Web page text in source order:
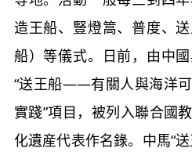
造王船、豎燈篙、普度、
船）等儀式。日前，由中
“送王船——有關人與海洋
實踐”項目，被列入聯合國
化遺産代表作名錄。中馬“